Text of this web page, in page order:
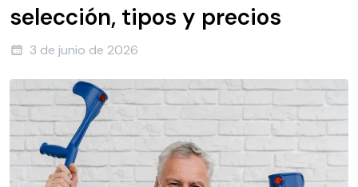
selección, tipos y precios
3 de junio de 2026